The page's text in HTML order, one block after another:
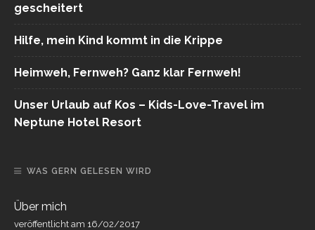
gescheitert
Hilfe, mein Kind kommt in die Krippe
Heimweh, Fernweh? Ganz klar Fernweh!
Unser Urlaub auf Kos – Kids-Love-Travel im
Neptune Hotel Resort
WAS GERN GELESEN WIRD
Über mich
veröffentlicht am 16/02/2017